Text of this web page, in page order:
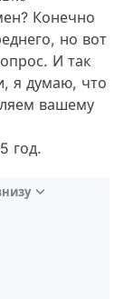
Конечно
но вот
И так
я думаю, что
вашему
год.